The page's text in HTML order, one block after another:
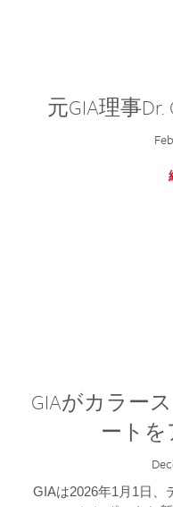
元GIA理事Dr.
GIAがカラー
ートを
GIAは2026年1月1日、